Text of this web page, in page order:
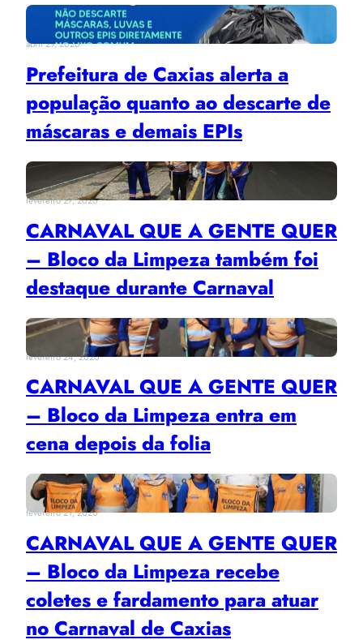
abril 29, 2020
Prefeitura de Caxias alerta a
população quanto ao descarte de
máscaras e demais EPIs
fevereiro 27, 2020
CARNAVAL QUE A GENTE QUER
– Bloco da Limpeza também foi
destaque durante Carnaval
fevereiro 24, 2020
CARNAVAL QUE A GENTE QUER
– Bloco da Limpeza entra em
cena depois da folia
fevereiro 21, 2020
CARNAVAL QUE A GENTE QUER
– Bloco da Limpeza recebe
coletes e fardamento para atuar
no Carnaval de Caxias